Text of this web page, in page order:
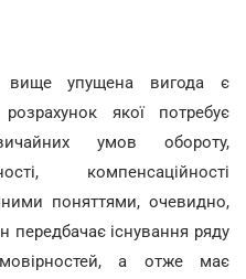
вище упущена вигода є
якої потребує
умов обороту,
компенсаційності
поняттями, очевидно,
передбачає існування ряду
а отже має